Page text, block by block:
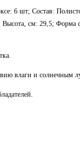
6 шт; Состав:
см: 29,5;
влаги и солнечным